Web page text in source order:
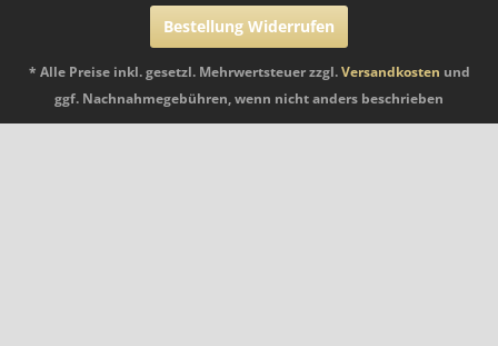
Bestellung Widerrufen
* Alle Preise inkl. gesetzl. Mehrwertsteuer zzgl.Versandkosten und
ggf. Nachnahmegebühren, wenn nicht anders beschrieben